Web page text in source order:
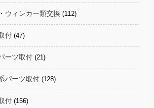
ウィンカー類交換 (112)
付 (47)
ーツ取付 (21)
パーツ取付 (128)
付 (156)